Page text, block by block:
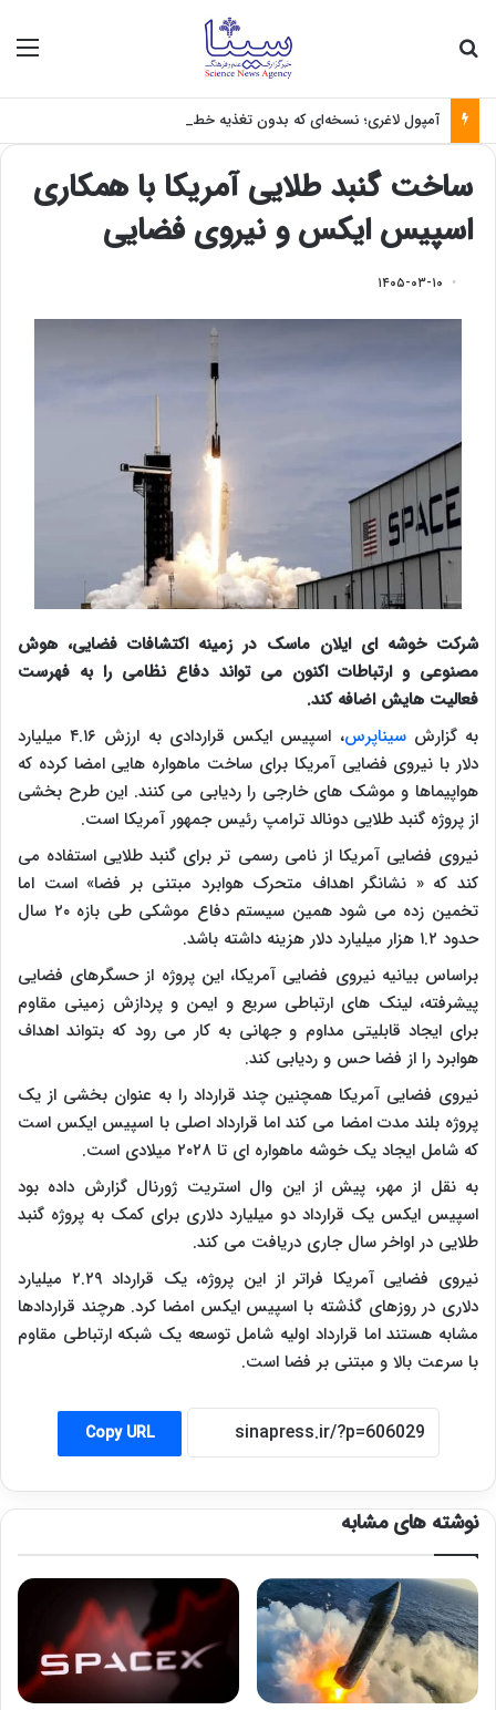
آمپول لاغری؛ نسخه‌ای که بدون تغذیه خطرناک می‌شود
ساخت گنبد طلایی آمریکا با همکاری
اسپیس ایکس و نیروی فضایی
۱۴۰۵-۰۳-۱۰
شرکت خوشه ای ایلان ماسک در زمینه اکتشافات فضایی، هوش
مصنوعی و ارتباطات اکنون می تواند دفاع نظامی را به فهرست
فعالیت هایش اضافه کند.
به گزارشسیناپرس
، اسپیس ایکس قراردادی به ارزش ۴.۱۶ میلیارد
دلار با نیروی فضایی آمریکا برای ساخت ماهواره هایی امضا کرده که
هواپیماها و موشک های خارجی را ردیابی می کنند. این طرح بخشی
از پروژه گنبد طلایی دونالد ترامپ رئیس جمهور آمریکا است.
نیروی فضایی آمریکا از نامی رسمی تر برای گنبد طلایی استفاده می
کند که « نشانگر اهداف متحرک هوابرد مبتنی بر فضا» است اما
تخمین زده می شود همین سیستم دفاع موشکی طی بازه ۲۰ سال
حدود ۱.۲ هزار میلیارد دلار هزینه داشته باشد.
براساس بیانیه نیروی فضایی آمریکا، این پروژه از حسگرهای فضایی
پیشرفته، لینک های ارتباطی سریع و ایمن و پردازش زمینی مقاوم
برای ایجاد قابلیتی مداوم و جهانی به کار می رود که بتواند اهداف
هوابرد را از فضا حس و ردیابی کند.
نیروی فضایی آمریکا همچنین چند قرارداد را به عنوان بخشی از یک
پروژه بلند مدت امضا می کند اما قرارداد اصلی با اسپیس ایکس است
که شامل ایجاد یک خوشه ماهواره ای تا ۲۰۲۸ میلادی است.
به نقل از مهر، پیش از این وال استریت ژورنال گزارش داده بود
اسپیس ایکس یک قرارداد دو میلیارد دلاری برای کمک به پروژه گنبد
طلایی در اواخر سال جاری دریافت می کند.
نیروی فضایی آمریکا فراتر از این پروژه، یک قرارداد ۲.۲۹ میلیارد
دلاری در روزهای گذشته با اسپیس ایکس امضا کرد. هرچند قراردادها
مشابه هستند اما قرارداد اولیه شامل توسعه یک شبکه ارتباطی مقاوم
با سرعت بالا و مبتنی بر فضا است.
Copy URL
نوشته های مشابه